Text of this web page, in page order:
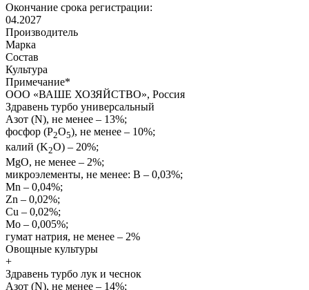
Окончание срока регистрации:
04.2027
Производитель
Марка
Состав
Культура
Примечание*
ООО «ВАШЕ ХОЗЯЙСТВО», Россия
Здравень турбо универсальный
Азот (N), не менее – 13%;
фосфор (P2O5), не менее – 10%;
калий (K2O) – 20%;
MgO, не менее – 2%;
микроэлементы, не менее: B – 0,03%;
Mn – 0,04%;
Zn – 0,02%;
Сu – 0,02%;
Mo – 0,005%;
гумат натрия, не менее – 2%
Овощные культуры
+
Здравень турбо лук и чеснок
Азот (N), не менее – 14%;